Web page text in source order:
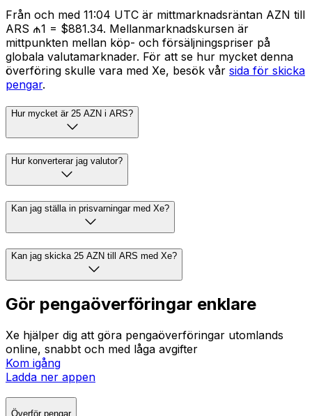
Från och med 11:04 UTC är mittmarknadsräntan AZN till
ARS ₼1 = $881.34. Mellanmarknadskursen är
mittpunkten mellan köp- och försäljningspriser på
globala valutamarknader. För att se hur mycket denna
överföring skulle vara med Xe, besök vår sida för skicka
pengar.
Hur mycket är 25 AZN i ARS?
Hur konverterar jag valutor?
Kan jag ställa in prisvarningar med Xe?
Kan jag skicka 25 AZN till ARS med Xe?
Gör pengaöverföringar enklare
Xe hjälper dig att göra pengaöverföringar utomlands
online, snabbt och med låga avgifter
Kom igång
Ladda ner appen
Överför pengar